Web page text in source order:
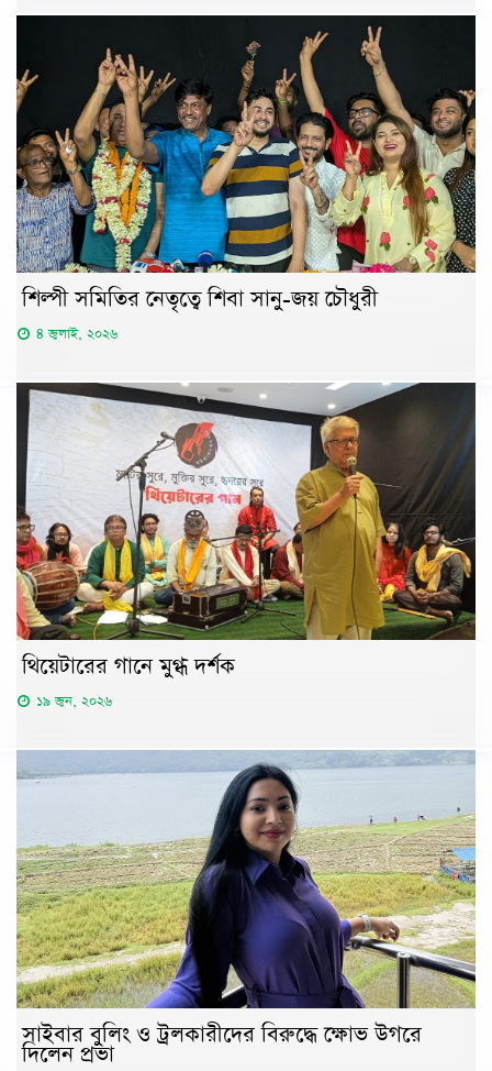
শিল্পী সমিতির নেতৃত্বে শিবা সানু-জয় চৌধুরী
৪ জুলাই, ২০২৬
থিয়েটারের গানে মুগ্ধ দর্শক
১৯ জুন, ২০২৬
সাইবার বুলিং ও ট্রলকারীদের বিরুদ্ধে ক্ষোভ উগরে
দিলেন প্রভা